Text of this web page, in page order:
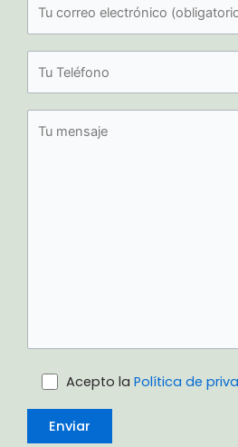
Acepto la Política de